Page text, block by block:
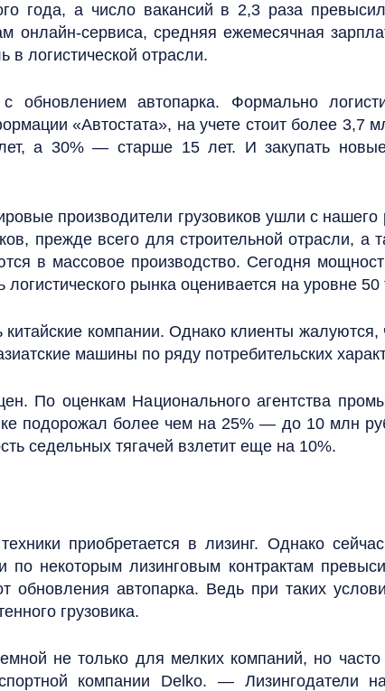
года, а число вакансий в 2,3 раза
онлайн-сервиса, средняя ежемесячная
логистической отрасли.
автопарка. Формально
«Автостата», на учете стоит более 3,7
а 30% — старше 15 лет. И закупать
производители грузовиков ушли с
прежде всего для строительной отрасли,
в массовое производство. Сегодня
рынка оценивается на уровне 50
компании. Однако клиенты жалуются,
машины по ряду потребительских
По оценкам Национального агентства
подорожал более чем на 25% — до 10 млн
седельных тягачей взлетит еще на 10%.
приобретается в лизинг. Однако
по некоторым лизинговым контрактам
обновления автопарка. Ведь при таких
грузовика.
не только для мелких компаний, но
компании Delko. — Лизингодатели